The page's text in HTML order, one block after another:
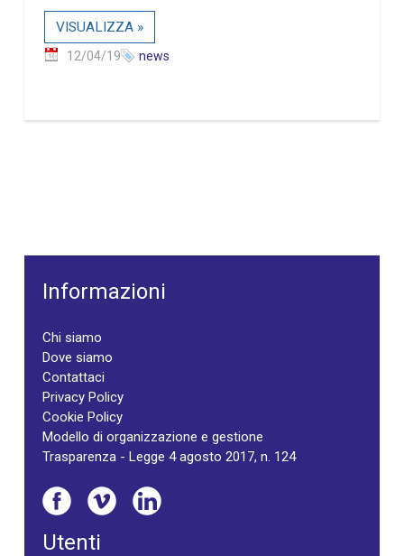
VISUALIZZA »
12/04/19 news
Informazioni
Chi siamo
Dove siamo
Contattaci
Privacy Policy
Cookie Policy
Modello di organizzazione e gestione
Trasparenza - Legge 4 agosto 2017, n. 124
Utenti